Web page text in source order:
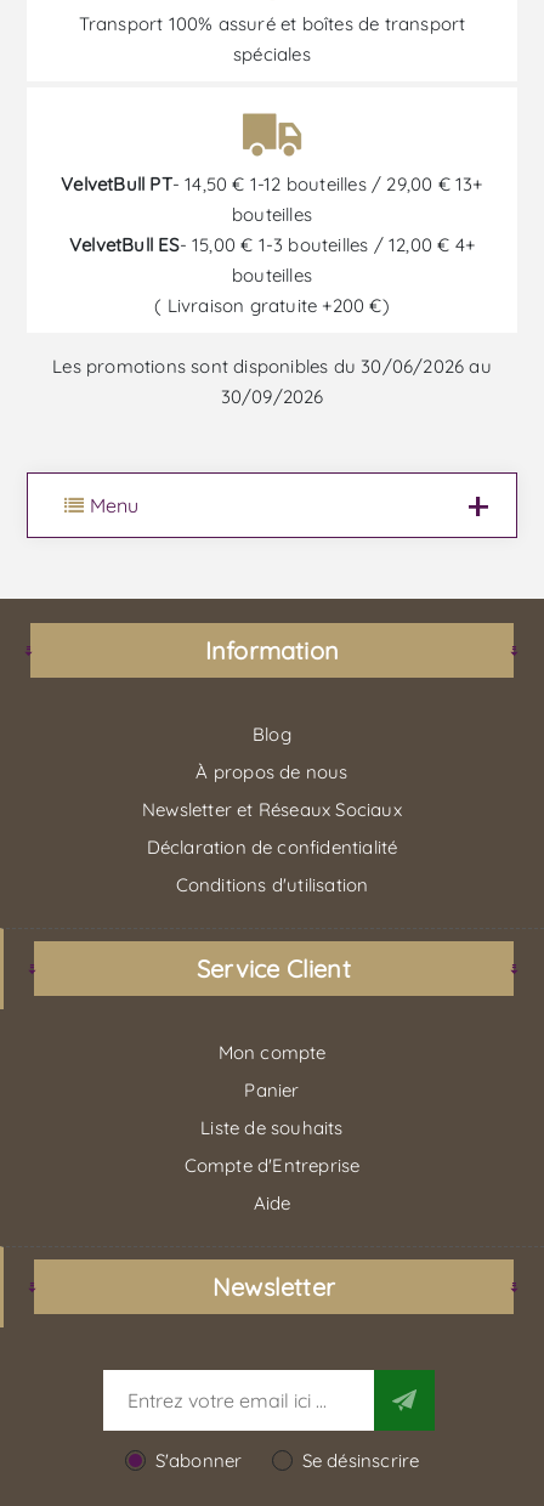
Transport 100% assuré et boîtes de transport
spéciales
VelvetBull PT- 14,50 € 1-12 bouteilles / 29,00 € 13+
bouteilles
VelvetBull ES- 15,00 € 1-3 bouteilles / 12,00 € 4+
bouteilles
( Livraison gratuite +200 €)
Les promotions sont disponibles du 30/06/2026 au
30/09/2026
Menu
Information
Blog
À propos de nous
Newsletter et Réseaux Sociaux
Déclaration de confidentialité
Conditions d'utilisation
Service Client
Mon compte
Panier
Liste de souhaits
Compte d'Entreprise
Aide
Newsletter
S'abonner Se désinscrire